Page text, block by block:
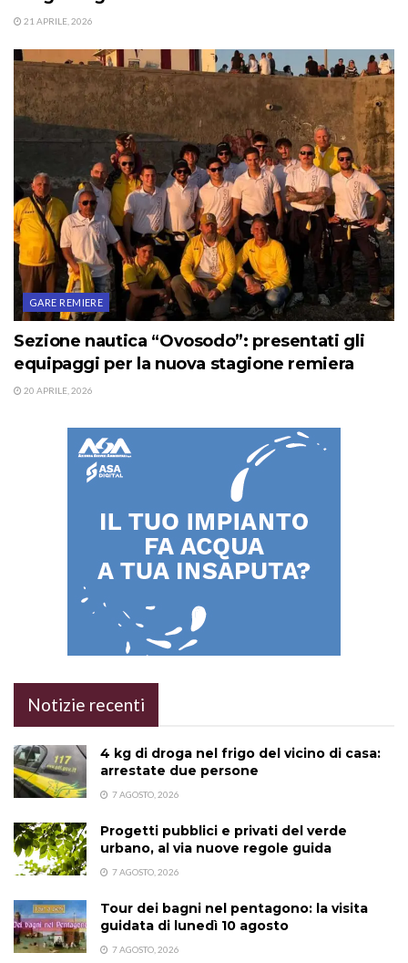
21 APRILE, 2026
GARE REMIERE
Sezione nautica “Ovosodo”: presentati gli
equipaggi per la nuova stagione remiera
20 APRILE, 2026
Notizie recenti
4 kg di droga nel frigo del vicino di casa:
arrestate due persone
7 AGOSTO, 2026
Progetti pubblici e privati del verde
urbano, al via nuove regole guida
7 AGOSTO, 2026
Tour dei bagni nel pentagono: la visita
guidata di lunedì 10 agosto
7 AGOSTO, 2026